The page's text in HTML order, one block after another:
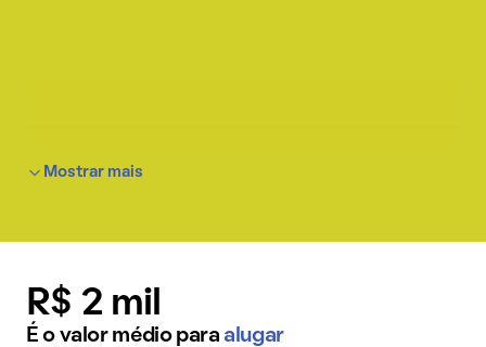
Mostrar mais
R$ 2 mil
É o valor médio para alugar